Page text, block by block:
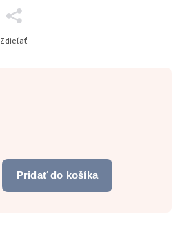
Pridať do košíka
Zdieľať